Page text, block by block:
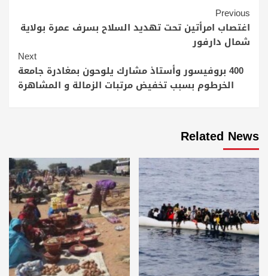
Continue
Reading
Previous
اغتصاب امرأتين تحت تهديد السلاح بسرف عمرة بولاية
شمال دارفور
Next
400 بروفيسور وأستاذ مشارك يلوحون بمغادرة جامعة
الخرطوم بسبب تخفيض مرتبات الزمالة و المشاهرة
Related News